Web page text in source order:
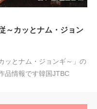
～カッとナム・ジョン
ッとナム・ジョンギ～」の
品情報です韓国JTBC